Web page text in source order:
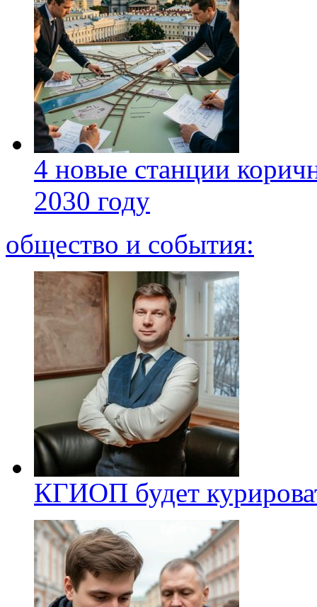
4 новые станции
2030 году
общество и события:
КГИОП будет